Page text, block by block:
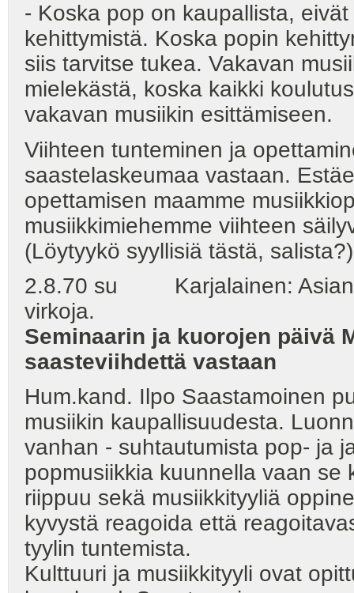
- Koska pop on kaupallista,
kehittymistä. Koska popin
siis tarvitse tukea. Vakavan
mielekästä, koska kaikki
vakavan musiikin esittämiseen.
Viihteen tunteminen ja
saastelaskeumaa vastaan.
opettamisen maamme
musiikkimiehemme viihteen
(Löytyykö syyllisiä tästä,
2.8.70 su Karjalainen:
virkoja.
Seminaarin ja kuorojen päivä
saasteviihdettä vastaan
Hum.kand. Ilpo Saastamoinen
musiikin kaupallisuudesta.
vanhan - suhtautumista pop- ja
popmusiikkia kuunnella vaan se
riippuu sekä musiikkityyliä
kyvystä reagoida että
tyylin tuntemista.
Kulttuuri ja musiikkityyli ovat